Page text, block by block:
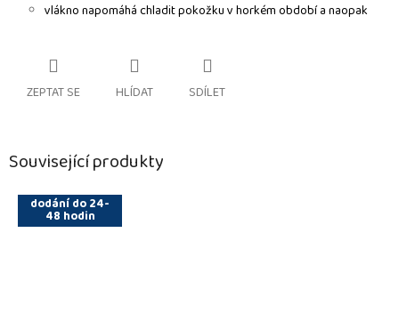
vlákno napomáhá chladit pokožku v horkém období a naopak
ZEPTAT SE HLÍDAT SDÍLET
Související produkty
dodání do 24-
48 hodin